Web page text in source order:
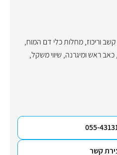
וריכוז,מחלות כלי דם המוח,
,כאב ראש ומיגרנה, שיווי משקל,
055-
קשר